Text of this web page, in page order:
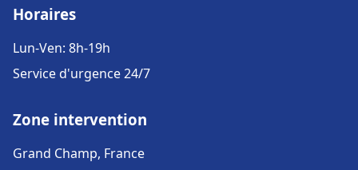
Horaires
Lun-Ven: 8h-19h
Service d'urgence 24/7
Zone intervention
Grand Champ, France